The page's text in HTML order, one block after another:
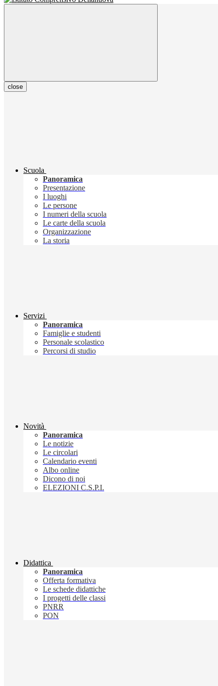
close
Scuola
Panoramica
Presentazione
I luoghi
Le persone
I numeri della scuola
Le carte della scuola
Organizzazione
La storia
Servizi
Panoramica
Famiglie e studenti
Personale scolastico
Percorsi di studio
Novità
Panoramica
Le notizie
Le circolari
Calendario eventi
Albo online
Dicono di noi
ELEZIONI C.S.P.I.
Didattica
Panoramica
Offerta formativa
Le schede didattiche
I progetti delle classi
PNRR
PON